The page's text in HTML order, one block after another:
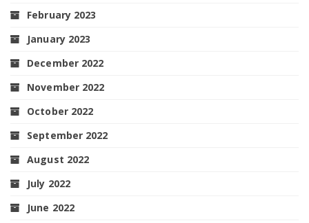
February 2023
January 2023
December 2022
November 2022
October 2022
September 2022
August 2022
July 2022
June 2022